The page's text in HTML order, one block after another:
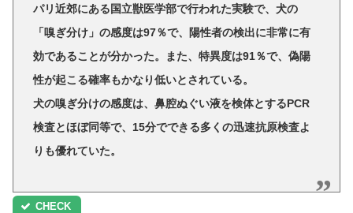
パリ近郊にある国立獣医学部で行われた実験で、犬の
「嗅ぎ分け」の感度は97％で、陽性者の検出に非常に有
効であることが分かった。また、特異度は91％で、偽陽
性が起こる確率もかなり低いとされている。
犬の嗅ぎ分けの感度は、鼻腔ぬぐい液を検体とするPCR
検査とほぼ同等で、15分でできる多くの迅速抗原検査よ
りも優れていた。